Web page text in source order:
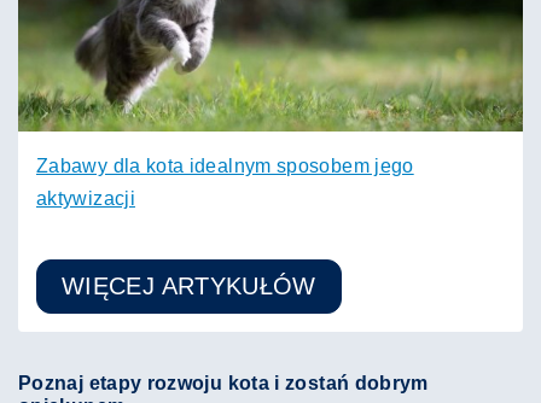
Zabawy dla kota idealnym sposobem jego
aktywizacji
WIĘCEJ ARTYKUŁÓW
Poznaj etapy rozwoju kota i zostań dobrym